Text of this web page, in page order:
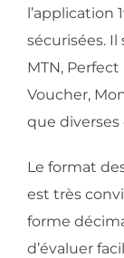
l’application
sécurisées. Il
MTN,
Voucher,
que
Le format
est très
forme
d’évaluer